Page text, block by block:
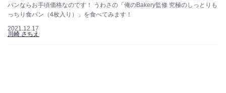
パンならお手頃価格なのです！ うわさの「俺のBakery監修 究極のしっとりも
っちり食パン（4枚入り）」を食べてみます！
2021.12.17
川崎 さちえ